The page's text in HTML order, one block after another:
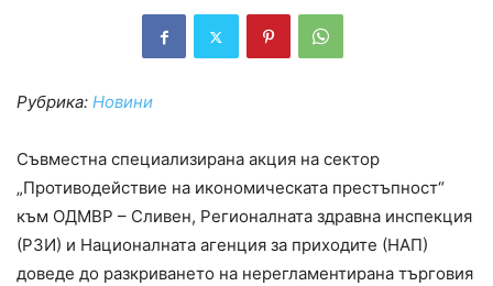
Рубрика: Новини
Съвместна специализирана акция на сектор
„Противодействие на икономическата престъпност“
към ОДМВР – Сливен, Регионалната здравна инспекция
(РЗИ) и Националната агенция за приходите (НАП)
доведе до разкриването на нерегламентирана търговия